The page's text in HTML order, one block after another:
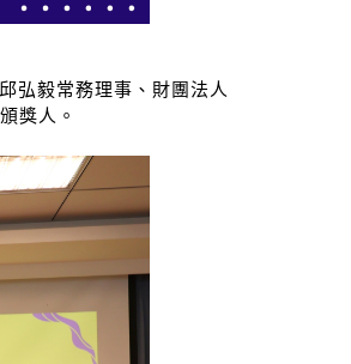
弘毅常務理事、財團法人
獎人。